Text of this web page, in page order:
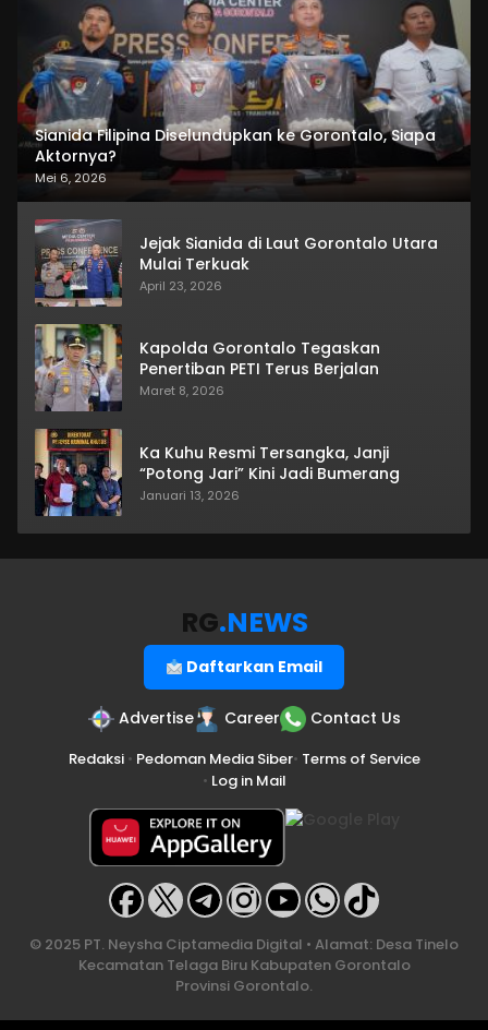
Sianida Filipina Diselundupkan ke Gorontalo, Siapa
Aktornya?
Mei 6, 2026
Jejak Sianida di Laut Gorontalo Utara
Mulai Terkuak
April 23, 2026
Kapolda Gorontalo Tegaskan
Penertiban PETI Terus Berjalan
Maret 8, 2026
Ka Kuhu Resmi Tersangka, Janji
“Potong Jari” Kini Jadi Bumerang
Januari 13, 2026
RG.NEWS
Daftarkan Email
Advertise Career Contact Us
Redaksi• Pedoman Media Siber• Terms of Service
• Log in Mail
© 2025 PT. Neysha Ciptamedia Digital • Alamat: Desa Tinelo
Kecamatan Telaga Biru Kabupaten Gorontalo
Provinsi Gorontalo.